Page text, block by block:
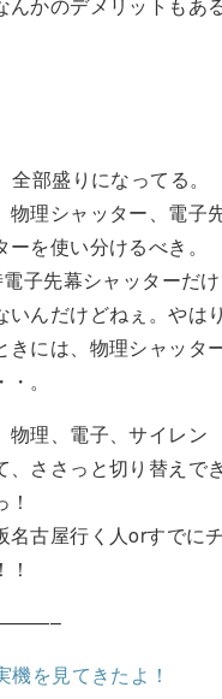
んかのデメリットもあ
部盛りになってる。
物理シャッター、電子
を使い分けるべき。
子先幕シャッターだ
いんだけどねぇ。やは
きには、物理シャッタ
。
物理、電子、サイレン
、ささっと切り替えで
名古屋行く人orすでに
を見てきたよ！